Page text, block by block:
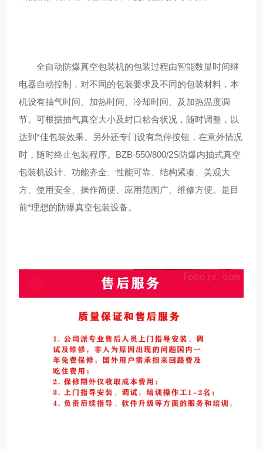
全自动防爆真空包装机的包装过程由智能数显时间继
电器自动控制，对不同的包装要求及不同的包装材料，本
机设有抽气时间、加热时间、冷却时间、及加热温度调
节。可根据抽气真空大小及封口粘合状况，随时调整，以
达到*佳包装效果。另外还专门设有急停按钮，在意外情况
时，随时终止包装程序。BZB-550/800/2S防爆内抽式真空
包装机设计、功能齐全、性能可靠、结构紧凑、美观大
方、使用安全、操作简便、应用范围广、维修方便。是目
前*理想的防爆真空包装设备。